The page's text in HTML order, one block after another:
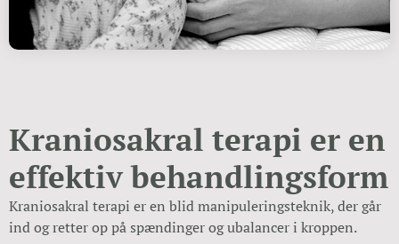
Kraniosakral terapi er en
effektiv behandlingsform
Kraniosakral terapi er en blid manipuleringsteknik, der går
ind og retter op på spændinger og ubalancer i kroppen.